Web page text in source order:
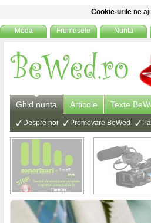
Cookie-urile ne
Moda Frumusete Nunta
Ghid nunta Articole Texte
Despre noi Promovare BeWed